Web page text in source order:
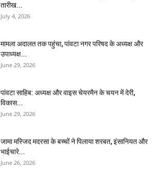
तारीख...
July 4, 2026
मामला अदालत तक पहुंचा, पांवटा नगर परिषद के अध्यक्ष और
उपाध्यक्ष...
June 29, 2026
पांवटा साहिब: अध्यक्ष और वाइस चेयरमैन के चयन में देरी,
विकास...
June 29, 2026
जामा मस्जिद मदरसा के बच्चों ने पिलाया शरबत, इंसानियत और
भाईचारे...
June 26, 2026